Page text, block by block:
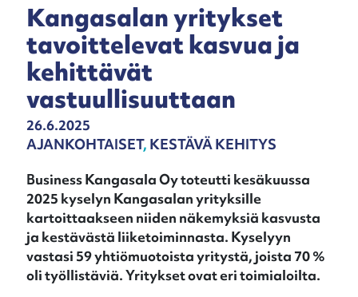
Kangasalan yritykset
tavoittelevat kasvua ja
kehittävät
vastuullisuuttaan
26.6.2025
AJANKOHTAISET, KESTÄVÄ KEHITYS
Business Kangasala Oy toteutti kesäkuussa
2025 kyselyn Kangasalan yrityksille
kartoittaakseen niiden näkemyksiä kasvusta
ja kestävästä liiketoiminnasta. Kyselyyn
vastasi 59 yhtiömuotoista yritystä, joista 70 %
oli työllistäviä. Yritykset ovat eri toimialoilta.